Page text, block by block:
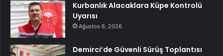
Kurbanlık Alacaklara Küpe Kontrolü
Uyarısı
Ağustos 6, 2026
Demirci’de Güvenli Sürüş Toplantısı